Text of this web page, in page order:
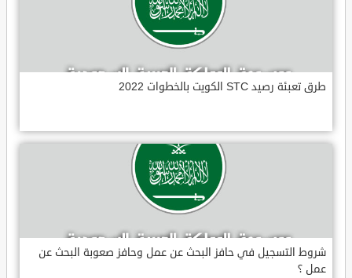
طرق تعبئة رصيد STC الكويت بالخطوات 2022
شروط التسجيل في حافز البحث عن عمل وحافز صعوبة البحث عن
عمل ؟